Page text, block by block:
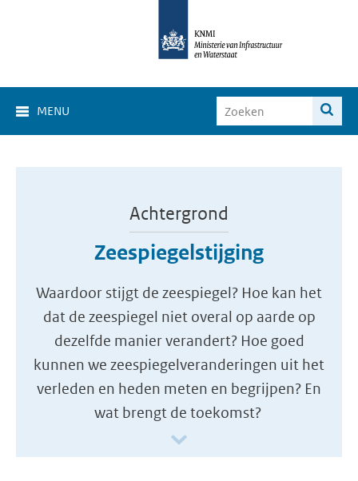
MENU
Achtergrond
Zeespiegelstijging
Waardoor stijgt de zeespiegel? Hoe kan het
dat de zeespiegel niet overal op aarde op
dezelfde manier verandert? Hoe goed
kunnen we zeespiegelveranderingen uit het
verleden en heden meten en begrijpen? En
wat brengt de toekomst?